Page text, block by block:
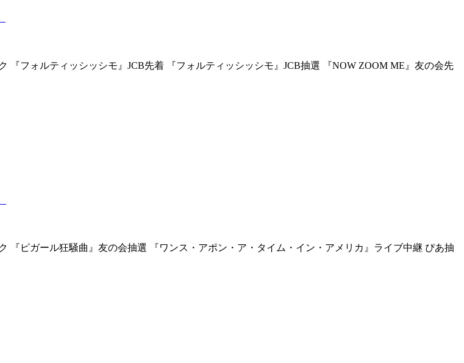
フォルティッシッシモ』JCB先着 『フォルティッシッシモ』JCB抽選 『NOW ZOOM ME』友の会先
ピガール狂騒曲』友の会抽選 『ワンス・アポン・ア・タイム・イン・アメリカ』ライブ中継 ぴあ抽